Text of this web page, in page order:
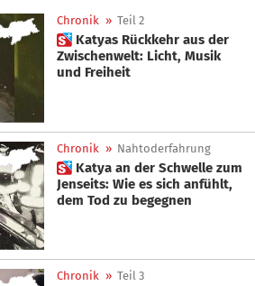
Chronik » Teil 2
 Katyas Rückkehr aus der
Zwischenwelt: Licht, Musik
und Freiheit
Chronik » Nahtoderfahrung
 Katya an der Schwelle zum
Jenseits: Wie es sich anfühlt,
dem Tod zu begegnen
Chronik » Teil 3